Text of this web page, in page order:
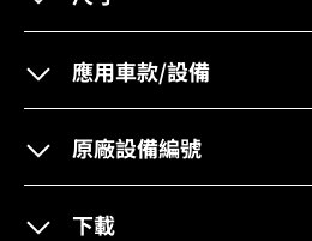
應用車款/設備
原廠設備編號
下載